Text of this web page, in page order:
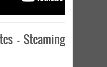
– Steaming